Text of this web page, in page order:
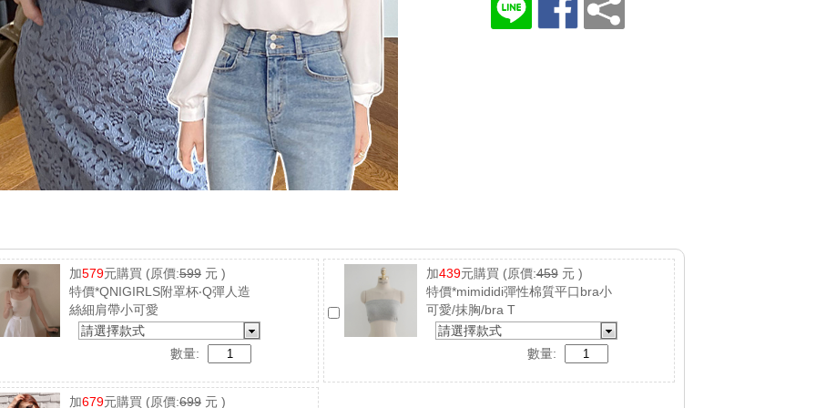
加579元購買 (原價:599 元 )
特價*QNIGIRLS附罩杯‧Q彈人造
絲細肩帶小可愛
請選擇款式
數量:
加439元購買 (原價:459元 )
特價*mimididi彈性棉質平口bra小
可愛/抹胸/bra T
請選擇款式
數量:
加679元購買 (原價:699 元 )